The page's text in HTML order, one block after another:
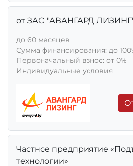
от ЗАО "АВАНГАРД
до 60 месяцев
Сумма финансирования: до
Первоначальный взнос: от 0%
Индивидуальные условия
Частное предприятие
технологии»